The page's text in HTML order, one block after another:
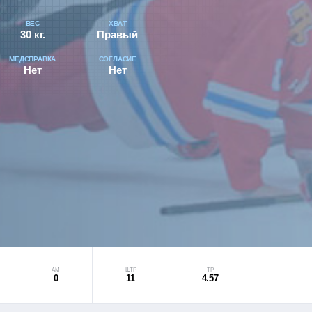
ВЕС
30 кг.
ХВАТ
Правый
МЕДСПРАВКА
Нет
СОГЛАСИЕ
Нет
АМ
0
ШТР
11
ТР
4.57